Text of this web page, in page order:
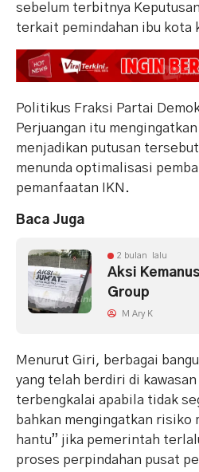
sebelum terbitnya
terkait pemindahan ibu kota
Politikus Fraksi Partai
Perjuangan itu
menjadikan putusan
menunda optimalisasi
pemanfaatan IKN.
Baca Juga
2 bulan lalu
Aksi
Group
M Ary K
Menurut Giri, berbagai
yang telah berdiri di
terbengkalai apabila tidak
bahkan mengingatkan risiko
hantu” jika pemerintah
proses perpindahan pusat